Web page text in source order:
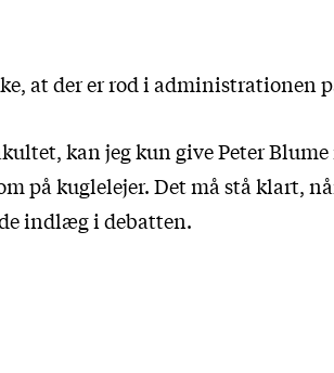
at der er rod i administrationen
kan jeg kun give Peter Blume
på kuglelejer. Det må stå klart,
indlæg i debatten.